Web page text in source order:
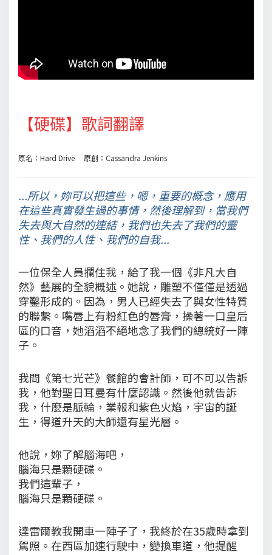
【硬碟】歌詞翻譯
原名：Hard Drive 原創：Cassandra Jenkins
...所以，妳可以把這些，嗯，重要的概念，應用
在這些真實發生過的事情，然後理解到，當我們
失去與大自然的連結，我們也失去了我們的靈
性、我們的人性、我們的自我...
一位保全人員攔住我，給了我一個《非凡大自
然》藝展的全貌概述。她說，雕塑不僅僅是透過
穿鑿形成的。因為，男人已經失去了與女性特質
的聯繫。嘴唇上有粉紅色的唇膏，操著一口皇后
區的口音，她滔滔不絕地念了我們的總統好一陣
子。
我問《第七光芒》餐館的會計師，可不可以告訴
我，他對聖日耳曼有什麼認識。然後他就告訴
我，什麼是脈輪，業報和紫色火焰，宇宙的誕
生，得道升天的大師還有星光層。
他說，妳了解腦海吧，
腦海只是顆硬碟。
我們這輩子，
腦海只是顆硬碟。
達雷爾教我開車一陣子了，我終於在35歲時拿到
駕照。在西區加速行駛中，變換車道，他提醒